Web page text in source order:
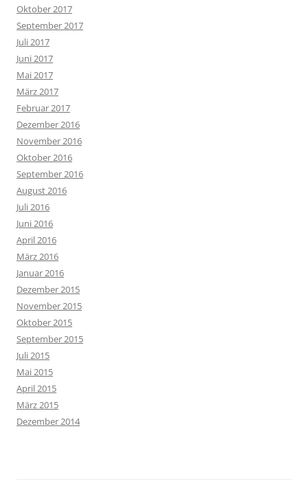
Oktober 2017
September 2017
Juli 2017
Juni 2017
Mai 2017
März 2017
Februar 2017
Dezember 2016
November 2016
Oktober 2016
September 2016
August 2016
Juli 2016
Juni 2016
April 2016
März 2016
Januar 2016
Dezember 2015
November 2015
Oktober 2015
September 2015
Juli 2015
Mai 2015
April 2015
März 2015
Dezember 2014